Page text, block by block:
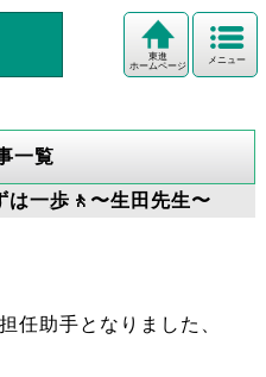
メニュー
東進
ホームページ
一覧
一歩🚶〜生田先生〜
任助手となりました、